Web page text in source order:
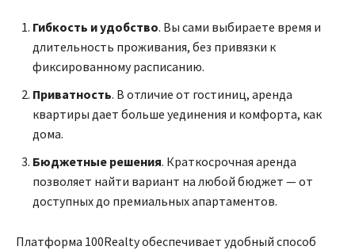
Гибкость и удобство. Вы сами выбираете время и
длительность проживания, без привязки к
фиксированному расписанию.
Приватность. В отличие от гостиниц, аренда
квартиры дает больше уединения и комфорта, как
дома.
Бюджетные решения. Краткосрочная аренда
позволяет найти вариант на любой бюджет — от
доступных до премиальных апартаментов.
Платформа 100Realty обеспечивает удобный способ